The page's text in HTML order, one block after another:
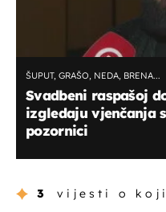
ŠUPUT, GRAŠO, NEDA, BRENA...
Svadbeni raspašoj
izgledaju vjenčanja
pozornici
3 vijesti o